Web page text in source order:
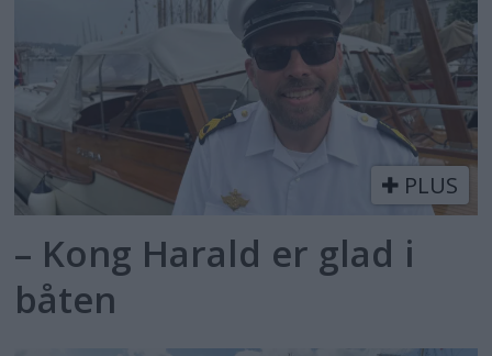
PLUS
– Kong Harald er glad i
båten